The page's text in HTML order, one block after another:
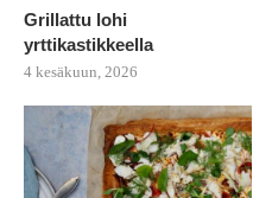
Grillattu lohi
yrttikastikkeella
4 kesäkuun, 2026